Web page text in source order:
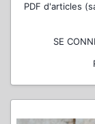
PDF d'articles
SE